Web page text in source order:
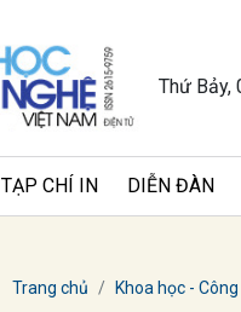
Thứ
TẠP CHÍ IN DIỄN ĐÀN
Trang chủ Khoa học -